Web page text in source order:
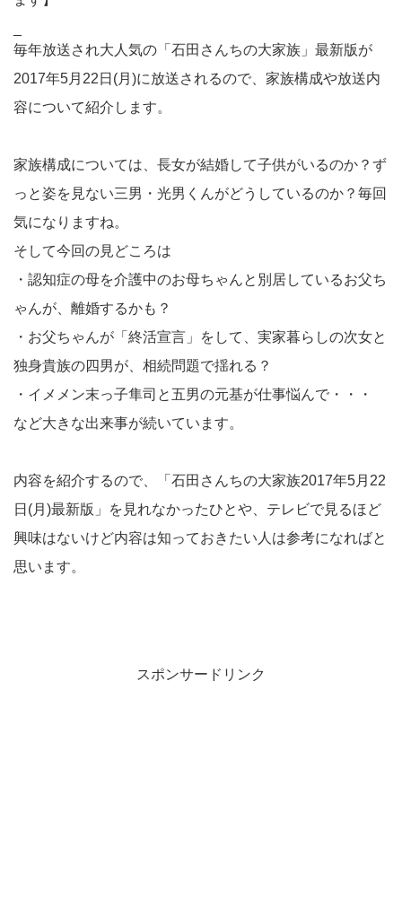
毎年放送され大人気の「石田さんちの大家族」最新版が
2017年5月22日(月)に放送されるので、家族構成や放送内
容について紹介します。
家族構成については、長女が結婚して子供がいるのか？ず
っと姿を見ない三男・光男くんがどうしているのか？毎回
気になりますね。
そして今回の見どころは
・認知症の母を介護中のお母ちゃんと別居しているお父ち
ゃんが、離婚するかも？
・お父ちゃんが「終活宣言」をして、実家暮らしの次女と
独身貴族の四男が、相続問題で揺れる？
・イメメン末っ子隼司と五男の元基が仕事悩んで・・・
など大きな出来事が続いています。
内容を紹介するので、「石田さんちの大家族2017年5月22
日(月)最新版」を見れなかったひとや、テレビで見るほど
興味はないけど内容は知っておきたい人は参考になればと
思います。
スポンサードリンク